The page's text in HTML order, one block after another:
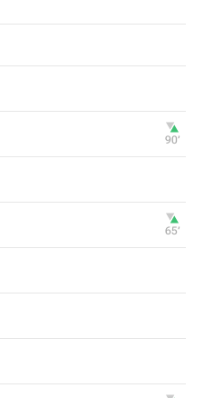
90‎’‎
65‎’‎